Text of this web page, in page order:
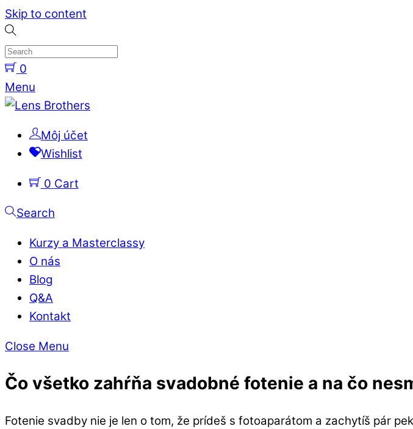
Skip to content
0
Menu
Môj účet
Wishlist
0 Cart
Search
Kurzy a Masterclassy
O nás
Blog
Q&A
Kontakt
Close Menu
Čo všetko zahŕňa svadobné fotenie a na čo
Fotenie svadby nie je len o tom, že prídeš s fotoaparátom a zachytíš pár